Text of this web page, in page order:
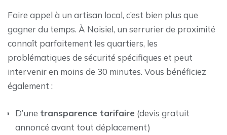
Faire appel à un artisan local, c’est bien plus que
gagner du temps. À Noisiel, un serrurier de proximité
connaît parfaitement les quartiers, les
problématiques de sécurité spécifiques et peut
intervenir en moins de 30 minutes. Vous bénéficiez
également :
D’une transparence tarifaire (devis gratuit
annoncé avant tout déplacement)